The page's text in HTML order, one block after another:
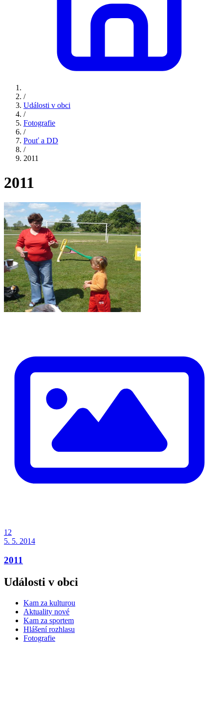
/
Události v obci
/
Fotografie
/
Pouť a DD
/
2011
2011
12
5. 5. 2014
2011
Události v obci
Kam za kulturou
Aktuality nové
Kam za sportem
Hlášení rozhlasu
Fotografie